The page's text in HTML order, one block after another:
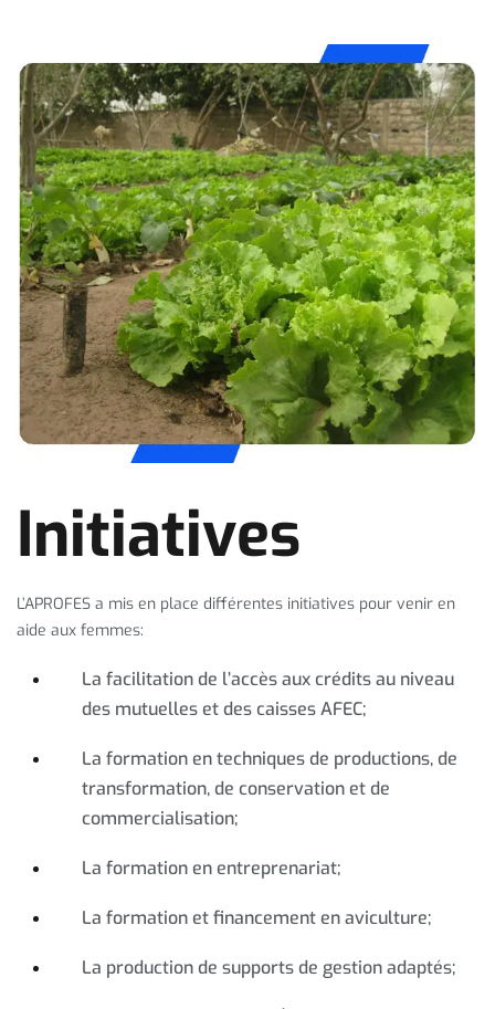
Initiatives
L’APROFES a mis en place différentes initiatives pour venir en
aide aux femmes:
La facilitation de l’accès aux crédits au niveau
des mutuelles et des caisses AFEC;
La formation en techniques de productions, de
transformation, de conservation et de
commercialisation;
La formation en entreprenariat;
La formation et financement en aviculture;
La production de supports de gestion adaptés;